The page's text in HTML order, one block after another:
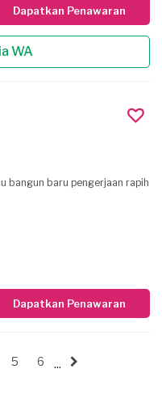
Dapatkan Penawaran
WA
bangun baru pengerjaan rapih
Dapatkan Penawaran
5 6 ...